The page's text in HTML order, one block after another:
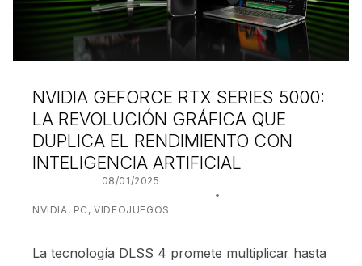
NVIDIA GEFORCE RTX SERIES 5000:
LA REVOLUCIÓN GRÁFICA QUE
DUPLICA EL RENDIMIENTO CON
INTELIGENCIA ARTIFICIAL
08/01/2025
NVIDIA , PC ,VIDEOJUEGOS
La tecnología DLSS 4 promete multiplicar hasta